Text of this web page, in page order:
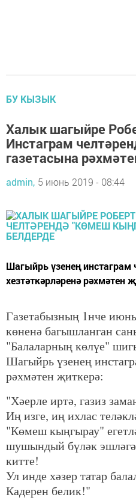
БУ КЫЗЫК
Халык шагыйре
Инстаграм
газетасына
admin, 5 июнь 2019 - 08:44
Шагыйрь үзенең инстаграм
хезтәткәрләренә рәхмәтен
Газетабызның 1нче
көненә багышланган
"Балаларның көлүе"
Шагыйрь үзенең
рәхмәтен җиткерә:
"Хәерле иртә, газиз
Иң изге, иң ихлас
"Көмеш кыңгырау"
шушындый бүләк
китте!
Ул инде хәзер татар
Кадерен белик!"